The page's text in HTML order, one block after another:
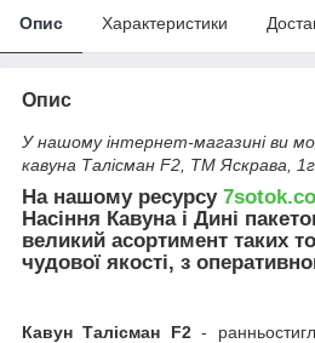
Опис Характеристики
Опис
У нашому інтернет-магазині ви
кавуна Талісман F2, ТМ Яскрава,
На нашому ресурсу
Насіння Кавуна і Дині
великий асортимент таких
чудової якості, з
Кавун Талісман F2-